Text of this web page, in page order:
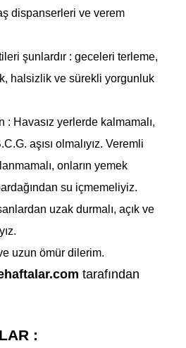
dispanserleri ve verem
şunlardır : geceleri terleme,
halsizlik ve sürekli yorgunluk
Havasız yerlerde kalmamalı,
aşısı olmalıyız. Veremli
onların yemek
su içmemeliyiz.
uzak durmalı, açık ve
uzun ömür dilerim.
tarafından
: